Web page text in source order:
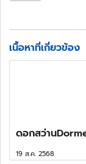
เนื้อหาที่เกี่ยวข้อง
ดอกสว่าน
19 ส.ค. 2568